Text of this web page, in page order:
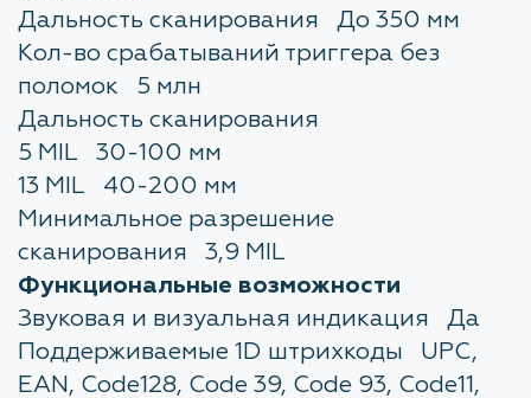
Дальность сканирования До 350 мм
Кол-во срабатываний триггера без
поломок 5 млн
Дальность сканирования
5 MIL 30-100 мм
13 MIL 40-200 мм
Минимальное разрешение
сканирования 3,9 MIL
Функциональные возможности
Звуковая и визуальная индикация Да
Поддерживаемые 1D штрихкоды UPC,
EAN, Code128, Code 39, Code 93, Code11,